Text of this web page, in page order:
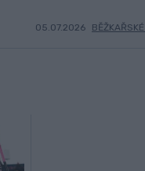
05.07.2026